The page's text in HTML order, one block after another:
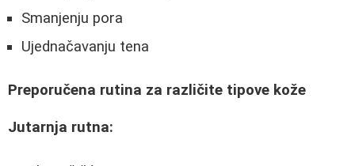
Smanjenju pora
Ujednačavanju tena
Preporučena rutina za različite tipove kože
Jutarnja rutna: